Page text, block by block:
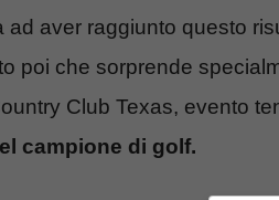
ad aver raggiunto questo
poi che sorprende
Club Texas, evento
campione di golf.